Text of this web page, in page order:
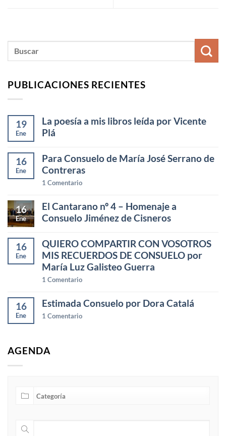
PUBLICACIONES RECIENTES
19
Ene
La poesía a mis libros leída por Vicente
Plá
16
Ene
Para Consuelo de María José Serrano de
Contreras
1 Comentario
16
Ene
El Cantarano nº 4 – Homenaje a
Consuelo Jiménez de Cisneros
16
Ene
QUIERO COMPARTIR CON VOSOTROS
MIS RECUERDOS DE CONSUELO por
María Luz Galisteo Guerra
1 Comentario
16
Ene
Estimada Consuelo por Dora Catalá
1 Comentario
AGENDA